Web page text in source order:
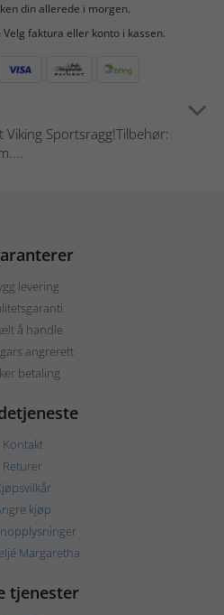
din allerede i morgen.
Velg faktura eller konto i kassen.
Sportsragg!Tilbehør:
levering
å handle
angrerett
betaling
Kontakt
Returer
kjøp
Margaretha
tjenester